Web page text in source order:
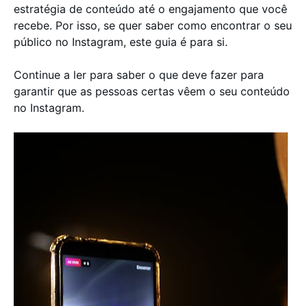
estratégia de conteúdo até o engajamento que você
recebe. Por isso, se quer saber como encontrar o seu
público no Instagram, este guia é para si.
Continue a ler para saber o que deve fazer para
garantir que as pessoas certas vêem o seu conteúdo
no Instagram.